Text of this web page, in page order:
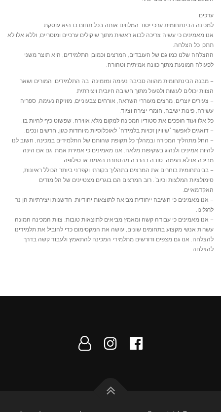
ערכים
למכינה הבינתחומית ערכי יסוד המלווים אותה בכל תחום בו היא עוסקת.
אנו מאמינים כי עשיה צריכה לבוא ראשית מתוך שיקולים ערכיים ומוסריים, וללא אלו לא
תתכן כל הצלחה.
ההצלחה שלנו כמו גם של העובדים, המרצים וכמובן התלמידים, היא תוצר משני
לפעולה המונעת מתוך כוונה אמיתית וטהורה.
– מבנה הבינתחומית מהווה סביבה נעימה ומזמינה, בה התלמידים, המורים ושאר
הצוות יכולים לעשות ולפעול מתוך חשיבה חיובית ויצירתית.
– צעירים יוצרים, מרצים מעוררי השראה, אורחים צבעוניים, מוזיקה נעימה, ספריה
עשירה, פינות ישיבה, חומרי יצירה וציוד.
כל אלו ועוד הופכים את סטודיו המכינה למקום מלא אווירה, שפשוט כיף להיות בו.
– דואגים לאפשר “שיוויון זכויות בלמידה” לאוכלוסיות מיוחדות כגון, חרשים ונכים.
– החל מתהליך המכירה ובמהלך כל תקופת שהותם של התלמידים במכינה, חשוב לנו
להיות אמינים ולנהוג בשקיפות מלאה. אנו מאמינים כי אמירת אמת, גם אם הינה
מביכה או לא נעימה, טובה בהרבה מהסתרת האמת או סילופה.
– בבינתחומית בוחרים את המרצים בתהליך בקורתי וקפדני ביותר הכולל ראיונות,
סימולציות המלצות וכיוב’. רוב המרצים הם בוגרים מצטיינים של הלימודים
האקדמאיים.
– אנו מאמינים כי חשיבה ייחודית מביאה לתוצאות יחודיות. חדשנות ויצירתיות הן נר
לרגלינו.
– אנו מאמינים כי עבודה קשה ומאמץ מביאים לתוצאות טובות. צוות המכינה המונה
עשרות אנשי מקצוע בתחומים שונים, עושה את המקסימום כדי להוביל את תלמידינו
להצלחה. אנו גם מצפים ודורשים מתלמידי המכינה להתאמץ ולעבוד קשה בדרך
להצלחה.